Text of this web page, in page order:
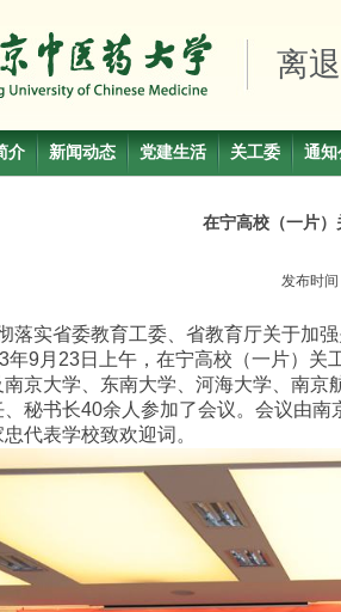
离
介 新闻动态 党建生活 关工委 通知
在宁高校（一片）
发布时
实省委教育工委、省教育厅关于加
年9月23日上午，在宁高校（一片）
南京大学、东南大学、河海大学、南
、秘书长40余人参加了会议。会议由
代表学校致欢迎词。